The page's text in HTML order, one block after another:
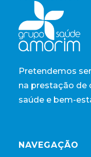
Pretendemos
na prestação de
saúde e bem-
NAVEGAÇÃO